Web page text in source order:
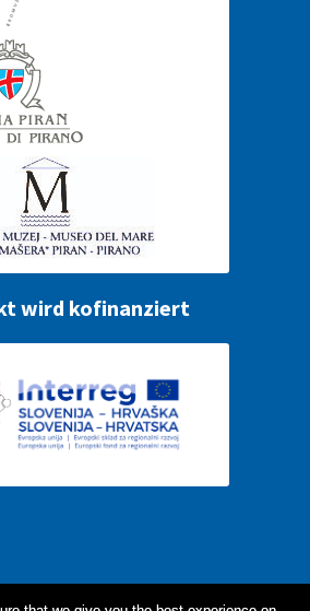
wird kofinanziert